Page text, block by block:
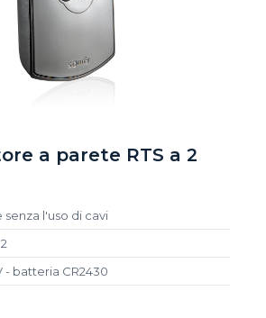
a parete RTS a 2
l'uso di cavi
- batteria CR2430